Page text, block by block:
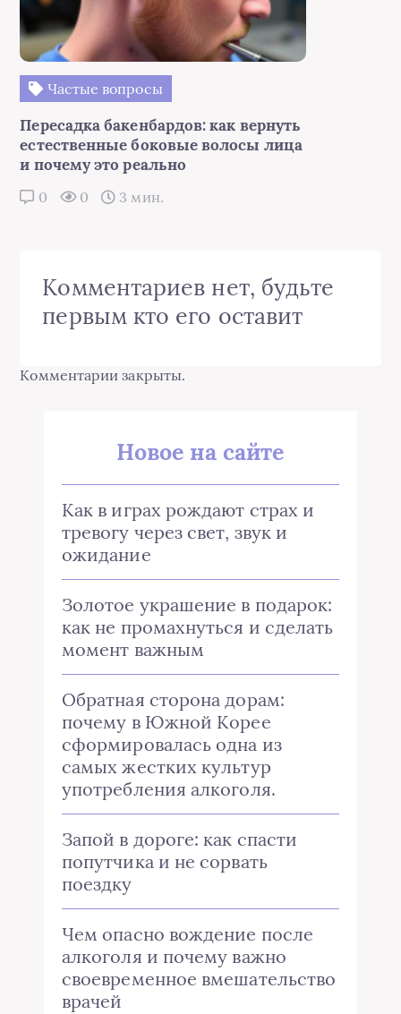
Частые вопросы
Пересадка бакенбардов: как вернуть
естественные боковые волосы лица
и почему это реально
0 0 3 мин.
Комментариев нет, будьте
первым кто его оставит
Комментарии закрыты.
Новое на сайте
Как в играх рождают страх и
тревогу через свет, звук и
ожидание
Золотое украшение в подарок:
как не промахнуться и сделать
момент важным
Обратная сторона дорам:
почему в Южной Корее
сформировалась одна из
самых жестких культур
употребления алкоголя.
Запой в дороге: как спасти
попутчика и не сорвать
поездку
Чем опасно вождение после
алкоголя и почему важно
своевременное вмешательство
врачей